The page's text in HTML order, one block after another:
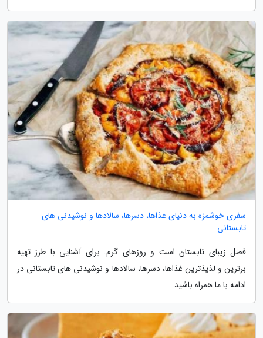
سفری خوشمزه به دنیای غذاها، دسرها، سالادها و نوشیدنی های
تابستانی
فصل زیبای تابستان است و روزهای گرم. برای آشنایی با طرز تهیه
برترین و لذیذترین غذاها، دسرها، سالادها و نوشیدنی های تابستانی در
ادامه با ما همراه باشید.